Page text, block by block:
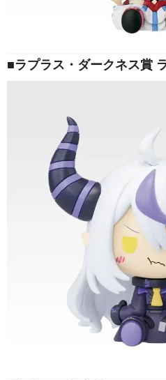
■ラプラス・ダークネス賞